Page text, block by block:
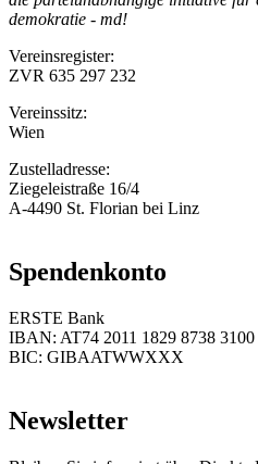
demokratie - md!
Vereinsregister:
ZVR 635 297 232
Vereinssitz:
Wien
Zustelladresse:
Ziegeleistraße 16/4
A-4490 St. Florian bei Linz
Spendenkonto
ERSTE Bank
IBAN: AT74 2011 1829 8738 3100
BIC: GIBAATWWXXX
Newsletter